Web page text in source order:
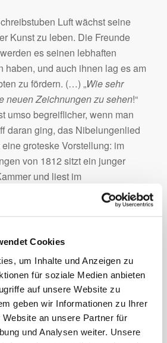
Cookies
um Inhalte und Anzeigen zu
für soziale Medien anbieten
auf unsere Website zu
geben wir Informationen zu Ihrer
an unsere Partner für
und Analysen weiter. Unsere
Luft wächst seine
Kunst zu leben. Die Freunde
es seinen lebhaften
haben, und auch ihnen lag es am
zu fördern. (…) „Wie sehr
neuen Zeichnungen zu sehen!“
umso begreiflicher, wenn man
daran ging, das Nibelungenlied
groteske Vorstellung: im
von 1812 sitzt ein junger
und liest im
gerührt, wie beim ersten
wo Volker von Alzey am
Wie soll man es nennen?
der Gegenwart. Eine unter vielen
Bürgertum, das sich die
Tat für das Gemeinwohl in
im rückwärtsgewandten
Schönheit der alten